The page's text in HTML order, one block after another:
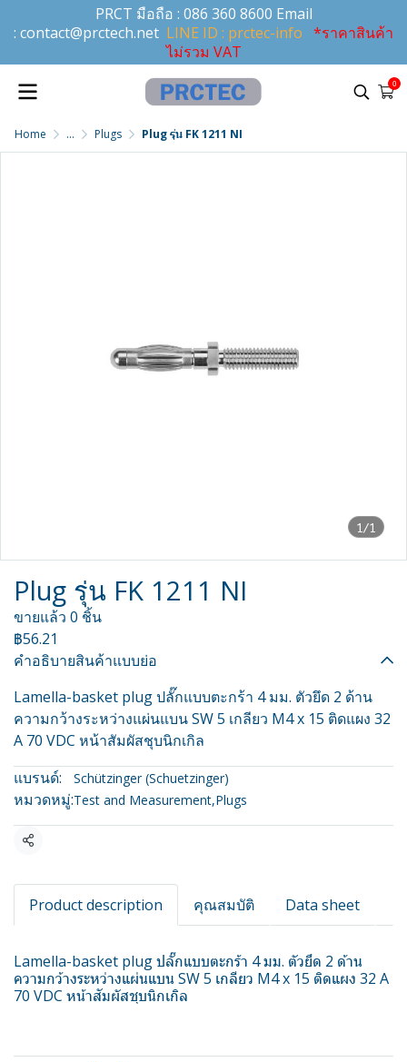
PRCT มือถือ : 086 360 8600 Email
: contact@prctech.net LINE ID : prctec-info *ราคาสินค้า
ไม่รวม VAT
0
Home ... Plugs Plug รุ่น FK 1211 NI
1/1
Plug รุ่น FK 1211 NI
ขายแล้ว 0 ชิ้น
฿56.21
คำอธิบายสินค้าแบบย่อ
Lamella-basket plug ปลั๊กแบบตะกร้า 4 มม. ตัวยึด 2 ด้าน
ความกว้างระหว่างแผ่นแบน SW 5 เกลียว M4 x 15 ติดแผง 32
A 70 VDC หน้าสัมผัสชุบนิกเกิล
แบรนด์:
Schützinger (Schuetzinger)
หมวดหมู่:Test and Measurement,Plugs
แชร์
Product description คุณสมบัติ Data sheet
Lamella-basket plug ปลั๊กแบบตะกร้า 4 มม. ตัวยึด 2 ด้าน
ความกว้างระหว่างแผ่นแบน SW 5 เกลียว M4 x 15 ติดแผง 32 A
70 VDC หน้าสัมผัสชุบนิกเกิล